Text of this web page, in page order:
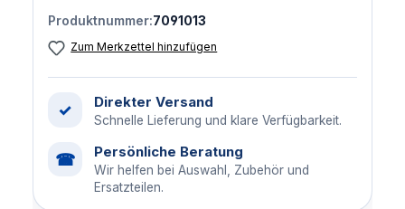
Produktnummer:7091013
Zum Merkzettel hinzufügen
✓ Direkter Versand
Schnelle Lieferung und klare Verfügbarkeit.
☎ Persönliche Beratung
Wir helfen bei Auswahl, Zubehör und
Ersatzteilen.